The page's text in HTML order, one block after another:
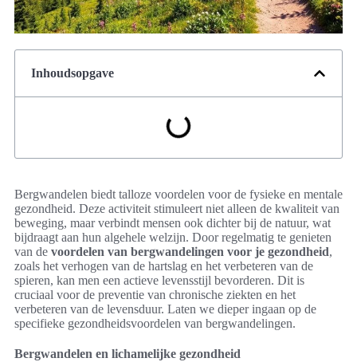
Inhoudsopgave
Bergwandelen biedt talloze voordelen voor de fysieke en mentale
gezondheid. Deze activiteit stimuleert niet alleen de kwaliteit van
beweging, maar verbindt mensen ook dichter bij de natuur, wat
bijdraagt aan hun algehele welzijn. Door regelmatig te genieten
van de voordelen van bergwandelingen voor je gezondheid,
zoals het verhogen van de hartslag en het verbeteren van de
spieren, kan men een actieve levensstijl bevorderen. Dit is
cruciaal voor de preventie van chronische ziekten en het
verbeteren van de levensduur. Laten we dieper ingaan op de
specifieke gezondheidsvoordelen van bergwandelingen.
Bergwandelen en lichamelijke gezondheid